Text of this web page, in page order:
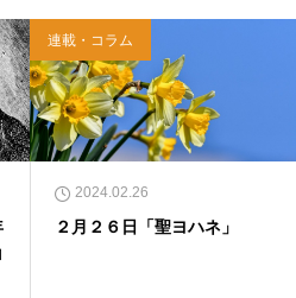
連載・コラム
2024.02.26
２月２６日「聖ヨハネ」